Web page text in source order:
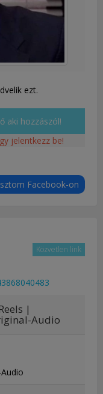
ezt.
aki hozzászól!
jelentkezz be!
Facebook-on
Közvetlen link
|
Audio